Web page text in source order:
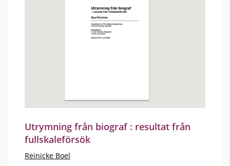
Utrymning från biograf : resultat från
fullskaleförsök
Reinicke Boel